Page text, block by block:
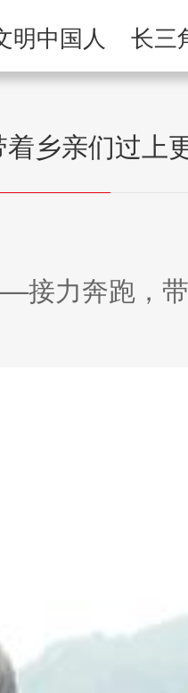
明中国人 长三
乡亲们过上
力奔跑，